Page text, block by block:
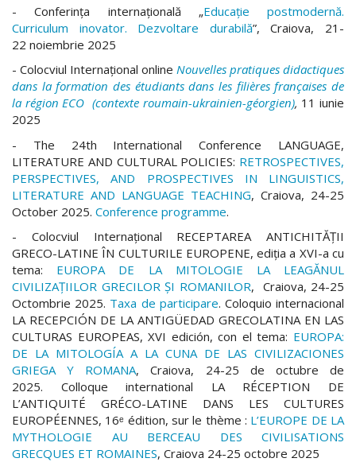
- Conferința internațională „Educație postmodernă.
Curriculum inovator. Dezvoltare durabilă”, Craiova, 21-
22 noiembrie 2025
- Colocviul Internațional online Nouvelles pratiques didactiques
dans la formation des étudiantsdans les filières françaises de
la région ECO (contexte roumain-ukrainien-géorgien), 11 iunie
2025
- The 24th International Conference LANGUAGE,
LITERATURE AND CULTURAL POLICIES: RETROSPECTIVES,
PERSPECTIVES, AND PROSPECTIVES IN LINGUISTICS,
LITERATURE AND LANGUAGE TEACHING, Craiova, 24-25
October 2025. Conference programme.
- Colocviul Internațional RECEPTAREA ANTICHITĂȚII
GRECO-LATINE ÎN CULTURILE EUROPENE, ediția a XVI-a cu
tema: EUROPA DE LA MITOLOGIE LA LEAGĂNUL
CIVILIZAȚIILOR GRECILOR ȘI ROMANILOR, Craiova, 24-25
Octombrie 2025. Taxa de participare. Coloquio internacional
LA RECEPCIÓN DE LA ANTIGÜEDAD GRECOLATINA EN LAS
CULTURAS EUROPEAS, XVI edición, con el tema: EUROPA:
DE LA MITOLOGÍA A LA CUNA DE LAS CIVILIZACIONES
GRIEGA Y ROMANA, Craiova, 24-25 de octubre de
2025. Colloque international LA RÉCEPTION DE
L’ANTIQUITÉ GRÉCO-LATINE DANS LES CULTURES
EUROPÉENNES, 16ᵉ édition, sur le thème : L’EUROPE DE LA
MYTHOLOGIE AU BERCEAU DES CIVILISATIONS
GRECQUES ET ROMAINES, Craiova 24-25 octobre 2025